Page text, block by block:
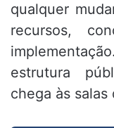
qualquer
recursos,
estrutura
chega às salas